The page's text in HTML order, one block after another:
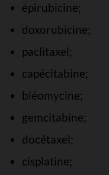
épirubicine;
doxorubicine;
paclitaxel;
capécitabine;
bléomycine;
gemcitabine;
docétaxel;
cisplatine;